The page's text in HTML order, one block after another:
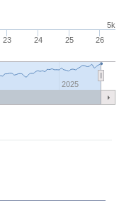
23 24 25 26
2025
5k